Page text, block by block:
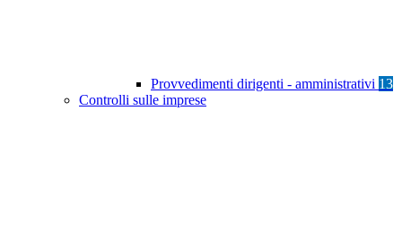
Provvedimenti dirigenti - amministrativi 13
Controlli sulle imprese